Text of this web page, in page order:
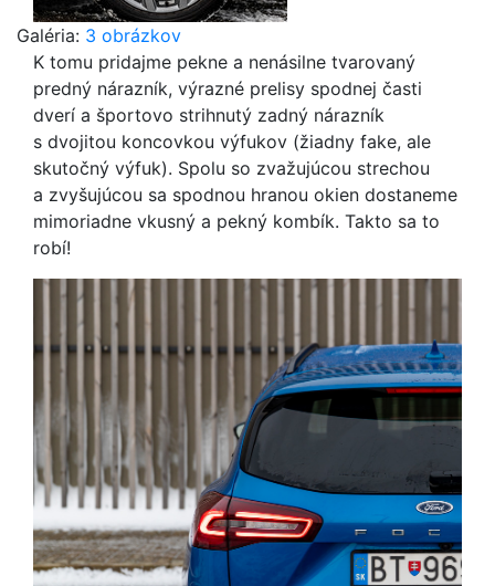
Galéria: 3 obrázkov
K tomu pridajme pekne a nenásilne tvarovaný
predný nárazník, výrazné prelisy spodnej časti
dverí a športovo strihnutý zadný nárazník
s dvojitou koncovkou výfukov (žiadny fake, ale
skutočný výfuk). Spolu so zvažujúcou strechou
a zvyšujúcou sa spodnou hranou okien dostaneme
mimoriadne vkusný a pekný kombík. Takto sa to
robí!